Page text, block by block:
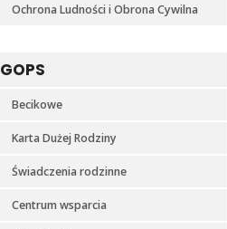
Ochrona Ludności i Obrona Cywilna
GOPS
Becikowe
Karta Dużej Rodziny
Świadczenia rodzinne
Centrum wsparcia